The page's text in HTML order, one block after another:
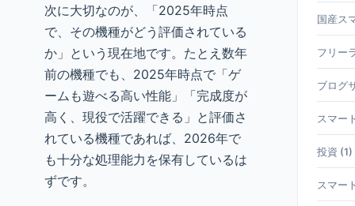
次に大切なのが、「2025年時点
で、その機種がどう評価されている
か」という現在地です。たとえ数年
前の機種でも、2025年時点で「ゲ
ームも遊べる高い性能」「完成度が
高く、現役で活躍できる」と評価さ
れている機種であれば、2026年で
も十分な処理能力を保有しているは
ずです。
国産ス
フリー
ブログ
スマー
投資 (1)
スマー